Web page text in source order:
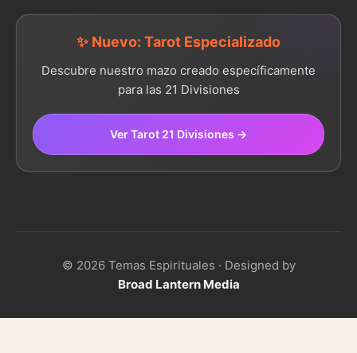
✨ Nuevo: Tarot Especializado
Descubre nuestro mazo creado específicamente
para las 21 Divisiones
Ver Tarot 21 Divisiones →
© 2026 Temas Espirituales · Designed by
Broad Lantern Media